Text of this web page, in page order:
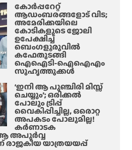
പ്പി
ച്ച
കേ
സി
ലെ
പ്ര
സ്നേ
ഹ
മെ
ർ
ൻ
കോർപ്പറേറ്റ്
ആഡംബരങ്ങളോട് വിട;
അമേരിക്കയിലെ
കോടികളുടെ ജോലി
ഉപേക്ഷിച്ച്
ബെംഗളൂരുവിൽ
കഫേതുടങ്ങി
ഐഐടി-ഐഐഎം
സുഹൃത്തുക്കൾ
‘ഇനി ആ പുഞ്ചിരി മിസ്സ്
ചെയ്യും’; ഒരിക്കൽ
പോലും ട്രിപ്പ്
വൈകിപ്പിച്ചില്ല, ഒരൊറ്റ
അപകടം പോലുമില്ല!
കർണാടക
ആ അപൂർവ്വ
യാത്രയയപ്പ്